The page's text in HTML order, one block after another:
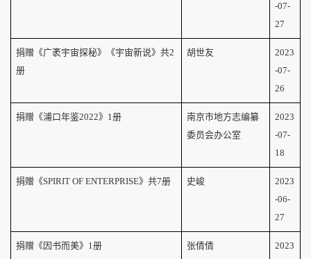
-07-
27
捐赠《广袤宇宙探秘》《宇宙新说》共2
册
胡世友
2023
-07-
26
捐赠《浦口年鉴2022》 1册
南京市地方志编纂
委员会办公室
2023
-07-
18
捐赠《SPIRIT OF ENTERPRISE》共7册 史峻
2023
-06-
27
捐赠《因书而美》 1册 张倩倩
2023